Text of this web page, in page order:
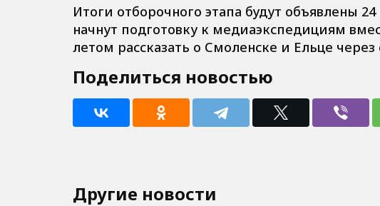
Итоги отборочного этапа будут объявлены
начнут подготовку к медиаэкспедициям
летом рассказать о Смоленске и Ельце
Поделиться новостью
Другие новости